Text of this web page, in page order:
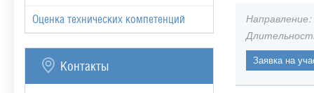
Оценка технических компетенций
Контакты
Направление: